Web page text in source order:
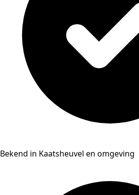
Bekend in Kaatsheuvel en omgeving